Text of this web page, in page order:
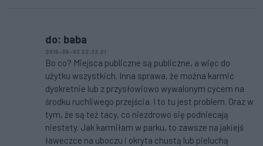
do: baba
2016-08-03 22:33:21
Bo co? Miejsca publiczne są publiczne, a więc do
użytku wszystkich. Inna sprawa, że można karmić
dyskretnie lub z przysłowiowo wywalonym cycem na
środku ruchliwego przejścia. I to tu jest problem. Oraz w
tym, że są też tacy, co niezdrowo się podniecają
niestety. Jak karmiłam w parku, to zawsze na jakiejś
ławeczce na uboczu i okryta chustą lub pieluchą